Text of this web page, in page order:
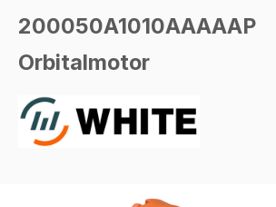
200050A1010AAAAAP
Orbitalmotor